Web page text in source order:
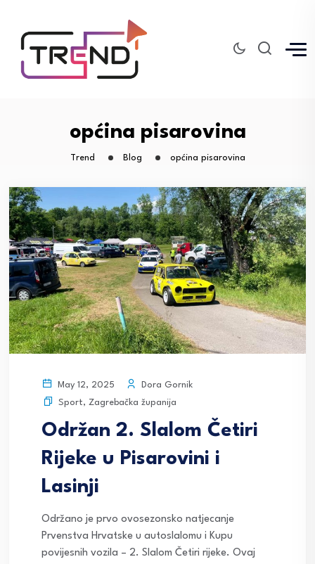
općina pisarovina
Trend Blog općina pisarovina
May 12, 2025
Dora Gornik
Sport, Zagrebačka županija
Održan 2. Slalom Četiri
Rijeke u Pisarovini i
Lasinji
Održano je prvo ovosezonsko natjecanje
Prvenstva Hrvatske u autoslalomu i Kupu
povijesnih vozila – 2. Slalom Četiri rijeke. Ovaj